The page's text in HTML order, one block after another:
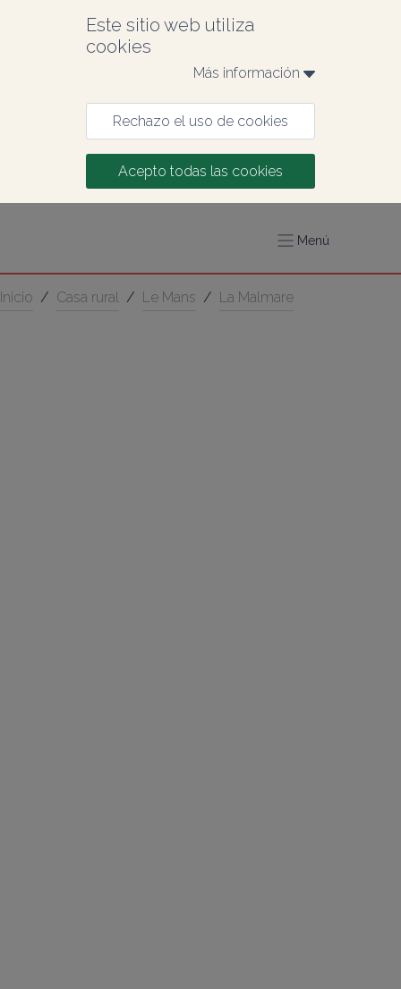
Este sitio web utiliza
cookies
Más información
Rechazo el uso de cookies
Acepto todas las cookies
Menú
Inicio / Casa rural / Le Mans / La Malmare